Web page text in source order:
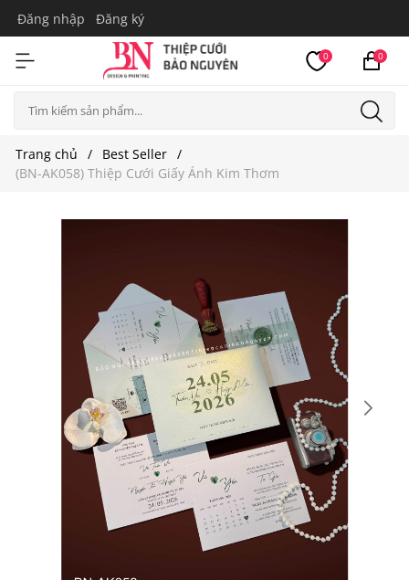
Đăng nhập Đăng ký
0 0
Trang chủ
Best Seller
(BN-AK058) Thiệp Cưới Giấy Ánh Kim Thơm